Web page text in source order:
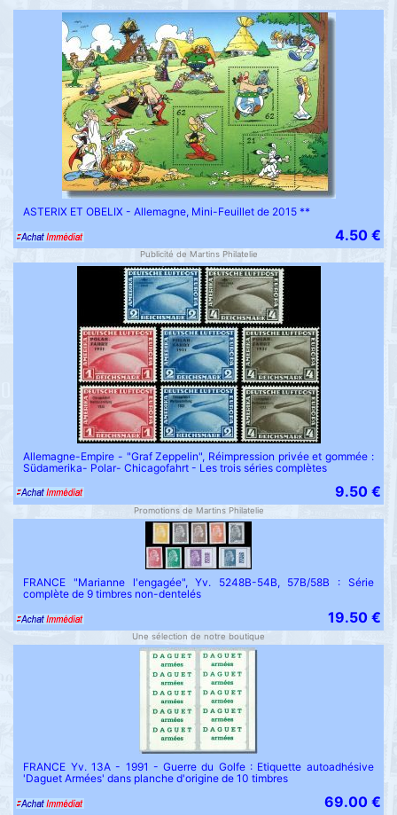
ASTERIX ET OBELIX - Allemagne, Mini-Feuillet de 2015 **
4.50 €
Publicité de Martins Philatelie
Allemagne-Empire - "Graf Zeppelin", Réimpression privée et gommée :
Südamerika- Polar- Chicagofahrt - Les trois séries complètes
9.50 €
Promotions de Martins Philatelie
FRANCE "Marianne l'engagée", Yv. 5248B-54B, 57B/58B : Série
complète de 9 timbres non-dentelés
19.50 €
Une sélection de notre boutique
FRANCE Yv. 13A - 1991 - Guerre du Golfe : Etiquette autoadhésive
'Daguet Armées' dans planche d'origine de 10 timbres
69.00 €